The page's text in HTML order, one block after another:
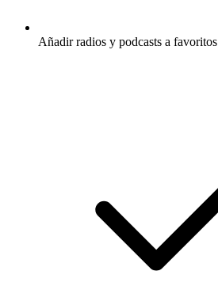
Añadir radios y podcasts a favoritos